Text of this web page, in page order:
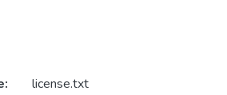
license.txt